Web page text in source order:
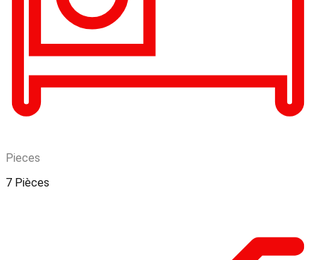
Pieces
7 Pièces